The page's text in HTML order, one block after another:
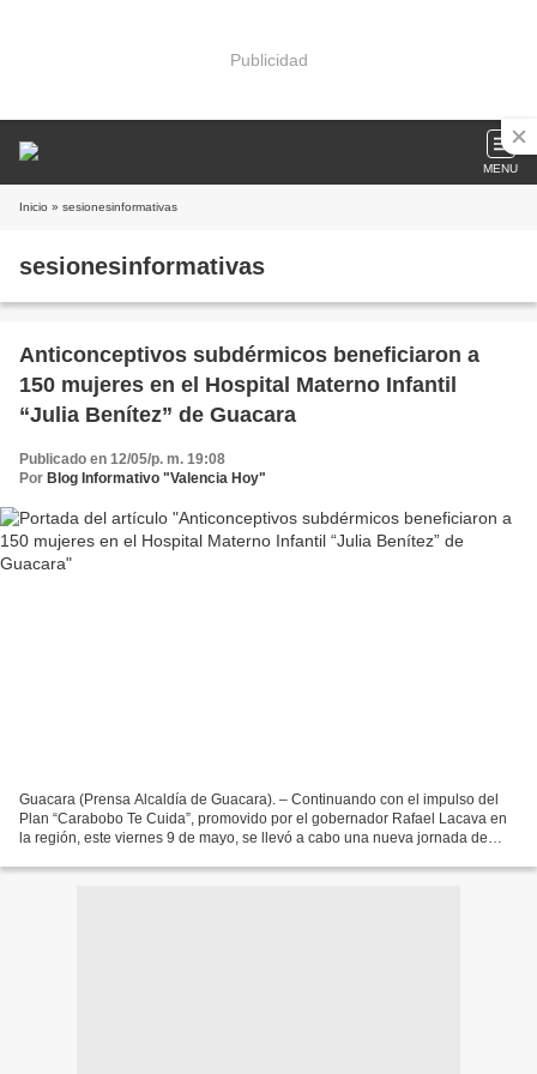
Publicidad
MENU
Inicio » sesionesinformativas
sesionesinformativas
Anticonceptivos subdérmicos beneficiaron a
150 mujeres en el Hospital Materno Infantil
“Julia Benítez” de Guacara
Publicado en 12/05/p. m. 19:08
Por Blog Informativo "Valencia Hoy"
Guacara (Prensa Alcaldía de Guacara). – Continuando con el impulso del
Plan “Carabobo Te Cuida”, promovido por el gobernador Rafael Lacava en
la región, este viernes 9 de mayo, se llevó a cabo una nueva jornada de